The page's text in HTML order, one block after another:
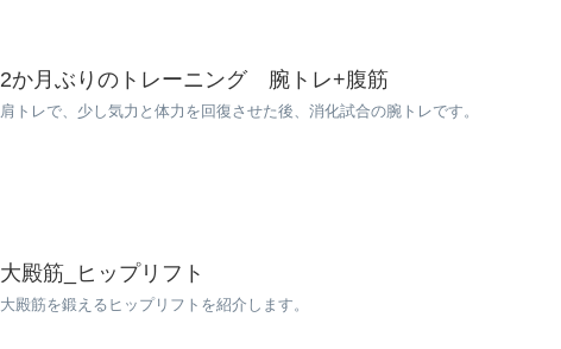
2か月ぶりのトレーニング 腕トレ+腹筋
肩トレで、少し気力と体力を回復させた後、消化試合の腕トレです。
大殿筋_ヒップリフト
大殿筋を鍛えるヒップリフトを紹介します。